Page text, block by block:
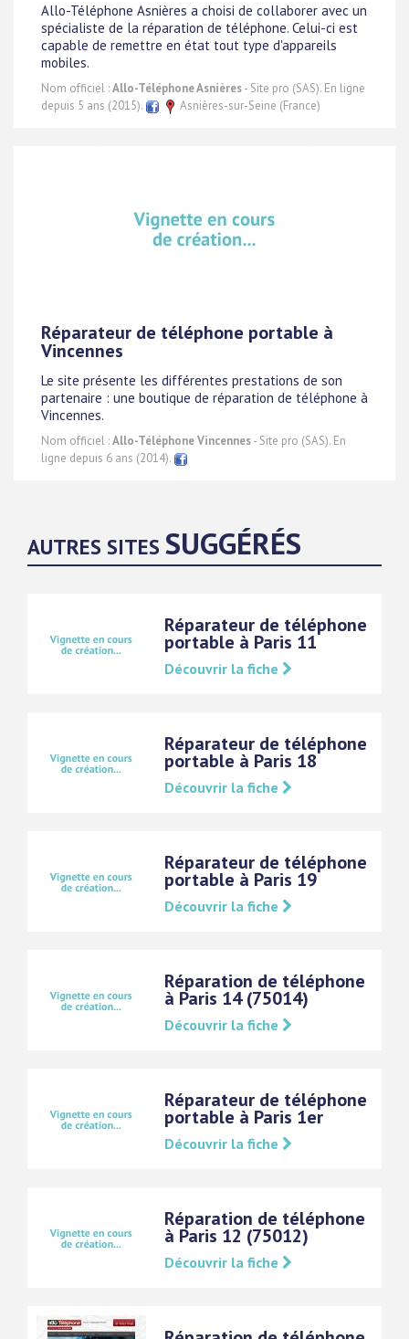
Allo-Téléphone Asnières a choisi de collaborer avec un
spécialiste de la réparation de téléphone. Celui-ci est
capable de remettre en état tout type d'appareils
mobiles.
Nom officiel :Allo-Téléphone Asnières- Site pro (SAS). En ligne
depuis 5 ans (2015).
Asnières-sur-Seine (France)
Réparateur de téléphone portable à
Vincennes
Le site présente les différentes prestations de son
partenaire : une boutique de réparation de téléphone à
Vincennes.
Nom officiel :Allo-Téléphone Vincennes- Site pro (SAS). En
ligne depuis 6 ans (2014).
AUTRES SITES SUGGÉRÉS
Réparateur de téléphone
portable à Paris 11
Découvrir la fiche
Réparateur de téléphone
portable à Paris 18
Découvrir la fiche
Réparateur de téléphone
portable à Paris 19
Découvrir la fiche
Réparation de téléphone
à Paris 14 (75014)
Découvrir la fiche
Réparateur de téléphone
portable à Paris 1er
Découvrir la fiche
Réparation de téléphone
à Paris 12 (75012)
Découvrir la fiche